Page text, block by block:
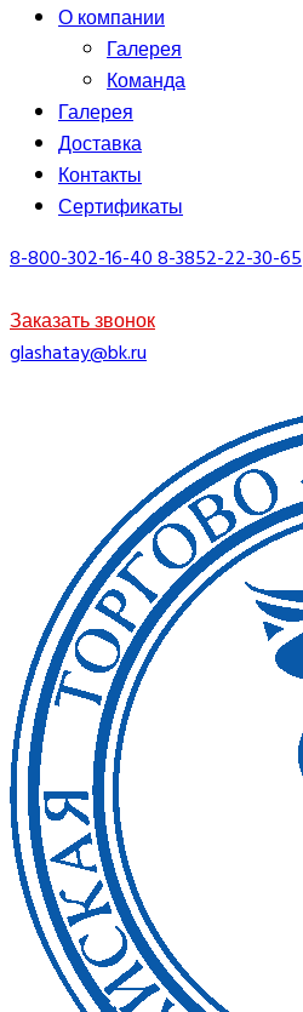
О компании
Галерея
Команда
Галерея
Доставка
Контакты
Сертификаты
8-800-302-16-408-3852-22-30-65
Заказать звонок
glashatay@bk.ru